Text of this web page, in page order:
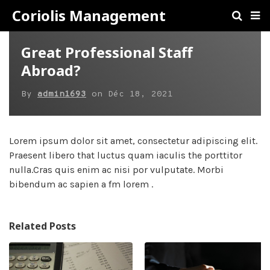
Coriolis Management
Great Professional Staff
Abroad?
By admin1693 on Déc 18, 2021
Lorem ipsum dolor sit amet, consectetur adipiscing elit.
Praesent libero that luctus quam iaculis the porttitor
nulla.Cras quis enim ac nisi por vulputate. Morbi
bibendum ac sapien a fm lorem .
Related Posts